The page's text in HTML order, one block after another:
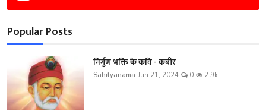
Popular Posts
निर्गुण भक्ति के कवि - कबीर
Sahityanama Jun 21, 2024 0 2.9k